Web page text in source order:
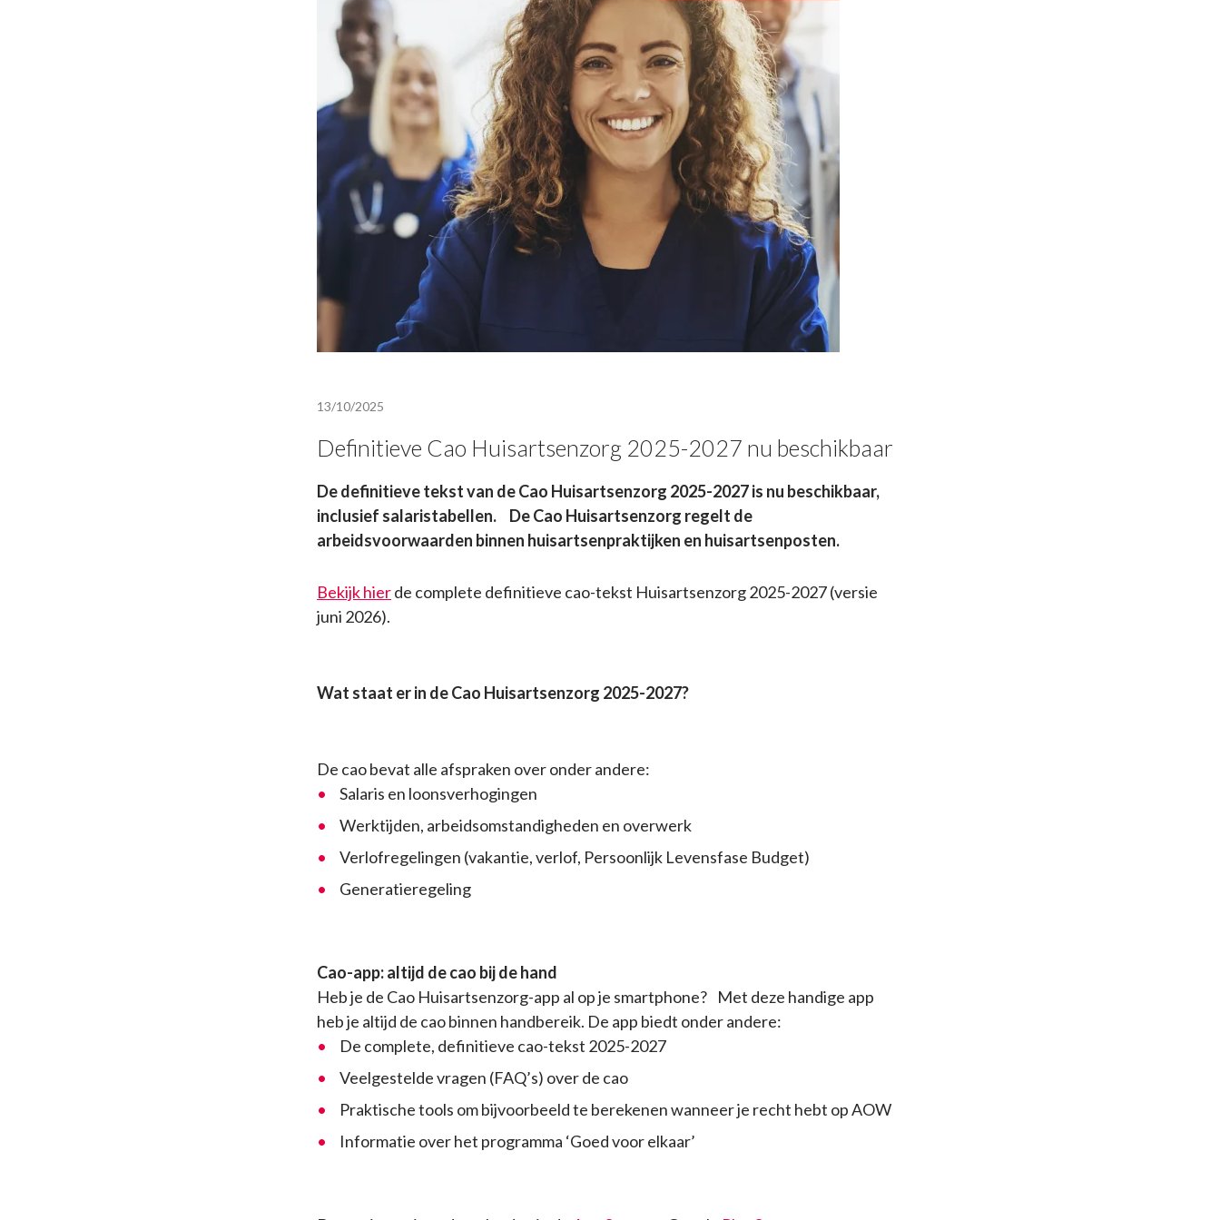
13/10/2025
Definitieve Cao Huisartsenzorg 2025-2027 nu beschikbaar
De definitieve tekst van de Cao Huisartsenzorg 2025-2027 is nu beschikbaar,
inclusief salaristabellen. De Cao Huisartsenzorg regelt de
arbeidsvoorwaarden binnen huisartsenpraktijken en huisartsenposten.
Bekijk hierde complete definitieve cao-tekst Huisartsenzorg 2025-2027 (versie
juni 2026).
Wat staat er in de Cao Huisartsenzorg 2025-2027?
De cao bevat alle afspraken over onder andere:
Salaris en loonsverhogingen
Werktijden, arbeidsomstandigheden en overwerk
Verlofregelingen (vakantie, verlof, Persoonlijk Levensfase Budget)
Generatieregeling
Cao-app: altijd de cao bij de hand
Heb je de Cao Huisartsenzorg-app al op je smartphone? Met deze handige app
heb je altijd de cao binnen handbereik. De app biedt onder andere:
De complete, definitieve cao-tekst 2025-2027
Veelgestelde vragen (FAQ’s) over de cao
Praktische tools om bijvoorbeeld te berekenen wanneer je recht hebt op AOW
Informatie over het programma ‘Goed voor elkaar’